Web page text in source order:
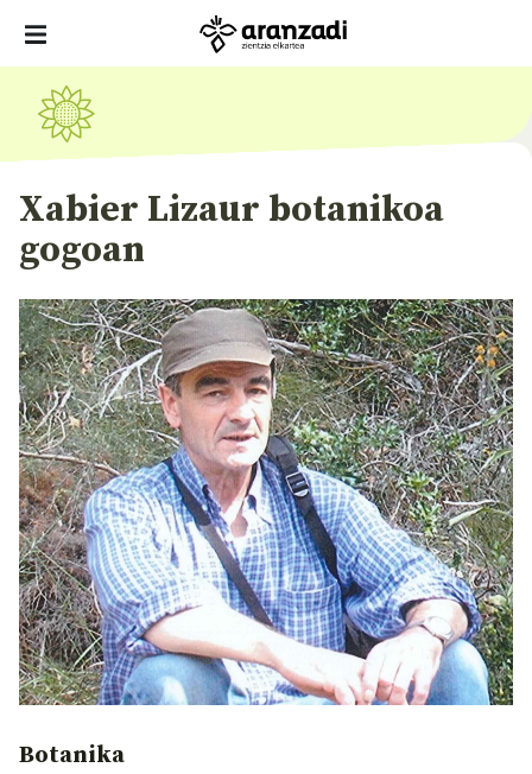
Xabier Lizaur botanikoa
gogoan
Botanika